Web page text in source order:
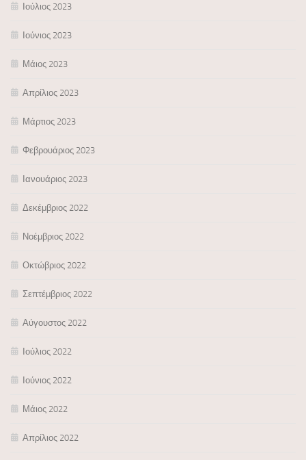
Ιούλιος 2023
Ιούνιος 2023
Μάιος 2023
Απρίλιος 2023
Μάρτιος 2023
Φεβρουάριος 2023
Ιανουάριος 2023
Δεκέμβριος 2022
Νοέμβριος 2022
Οκτώβριος 2022
Σεπτέμβριος 2022
Αύγουστος 2022
Ιούλιος 2022
Ιούνιος 2022
Μάιος 2022
Απρίλιος 2022